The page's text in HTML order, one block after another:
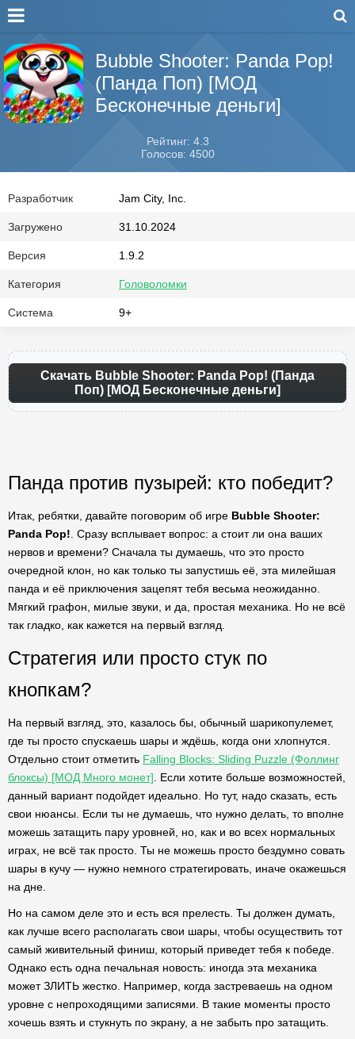
Bubble Shooter: Panda Pop!
(Панда Поп) [МОД
Бесконечные деньги]
Рейтинг: 4.3
Голосов: 4500
Разработчик Jam City, Inc.
Загружено 31.10.2024
Версия 1.9.2
Категория Головоломки
Система 9+
Скачать Bubble Shooter: Panda Pop! (Панда
Поп) [МОД Бесконечные деньги]
Панда против пузырей: кто победит?
Итак, ребятки, давайте поговорим об игре Bubble Shooter:
Panda Pop! . Сразу всплывает вопрос: а стоит ли она ваших
нервов и времени? Сначала ты думаешь, что это просто
очередной клон, но как только ты запустишь её, эта милейшая
панда и её приключения зацепят тебя весьма неожиданно.
Мягкий графон, милые звуки, и да, простая механика. Но не всё
так гладко, как кажется на первый взгляд.
Стратегия или просто стук по
кнопкам?
На первый взгляд, это, казалось бы, обычный шарикопулемет,
где ты просто спускаешь шары и ждёшь, когда они хлопнутся.
Отдельно стоит отметить Falling Blocks: Sliding Puzzle (Фоллинг
блоксы) [МОД Много монет] . Если хотите больше возможностей,
данный вариант подойдет идеально. Но тут, надо сказать, есть
свои нюансы. Если ты не думаешь, что нужно делать, то вполне
можешь затащить пару уровней, но, как и во всех нормальных
играх, не всё так просто. Ты не можешь просто бездумно совать
шары в кучу — нужно немного стратегировать, иначе окажешься
на дне.
Но на самом деле это и есть вся прелесть. Ты должен думать,
как лучше всего располагать свои шары, чтобы осуществить тот
самый живительный финиш, который приведет тебя к победе.
Однако есть одна печальная новость: иногда эта механика
может ЗЛИТЬ жестко. Например, когда застреваешь на одном
уровне с непроходящими записями. В такие моменты просто
хочешь взять и стукнуть по экрану, а не забыть про затащить.